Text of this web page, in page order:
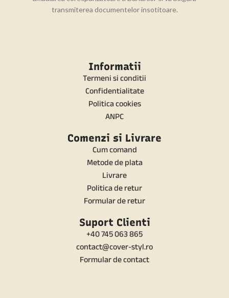
transmiterea documentelor insotitoare.
Informatii
Termeni si conditii
Confidentialitate
Politica cookies
ANPC
Comenzi si Livrare
Cum comand
Metode de plata
Livrare
Politica de retur
Formular de retur
Suport Clienti
+40 745 063 865
contact@cover-styl.ro
Formular de contact